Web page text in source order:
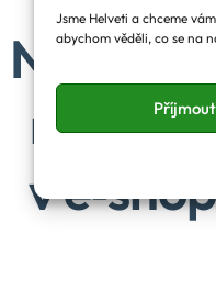
Jsme Helveti a chceme
abychom věděli, co se na
Příjmout
Na
v